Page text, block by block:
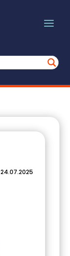
24.07.2025